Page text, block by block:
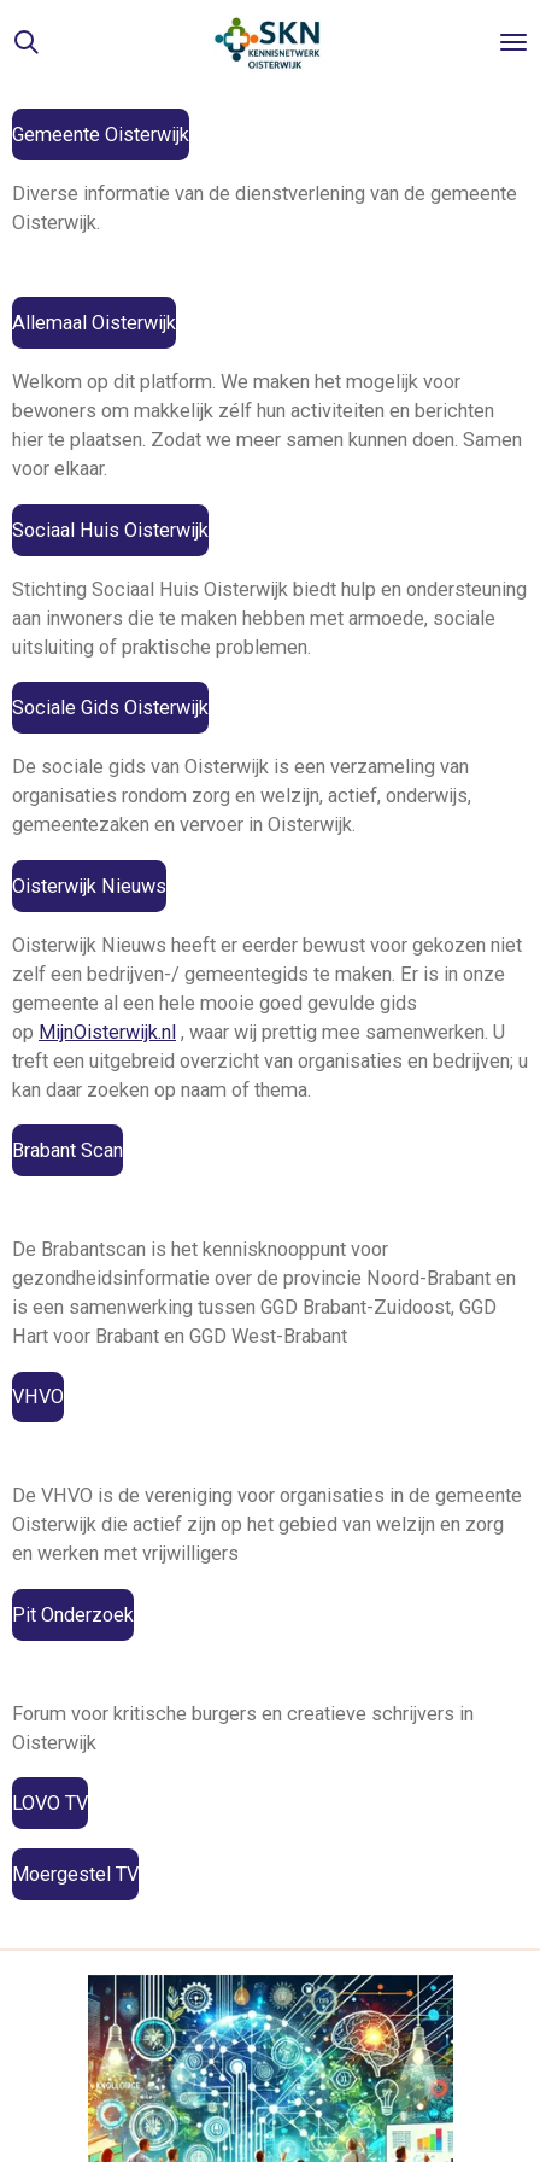
Ga
direct
de
hoofdinhoud
Gemeente Oisterwijk
Diverse informatie van de dienstverlening van de gemeente
Oisterwijk.
Allemaal Oisterwijk
Welkom op dit platform. We maken het mogelijk voor
bewoners om makkelijk zélf hun activiteiten en berichten
hier te plaatsen. Zodat we meer samen kunnen doen. Samen
voor elkaar.
Sociaal Huis Oisterwijk
Stichting Sociaal Huis Oisterwijk biedt hulp en ondersteuning
aan inwoners die te maken hebben met armoede, sociale
uitsluiting of praktische problemen.
Sociale Gids Oisterwijk
De sociale gids van Oisterwijk is een verzameling van
organisaties rondom zorg en welzijn, actief, onderwijs,
gemeentezaken en vervoer in Oisterwijk.
Oisterwijk Nieuws
Oisterwijk Nieuws heeft er eerder bewust voor gekozen niet
zelf een bedrijven-/ gemeentegids te maken. Er is in onze
gemeente al een hele mooie goed gevulde gids
op MijnOisterwijk.nl , waar wij prettig mee samenwerken. U
treft een uitgebreid overzicht van organisaties en bedrijven; u
kan daar zoeken op naam of thema.
Brabant Scan
De Brabantscan is het kennisknooppunt voor
gezondheidsinformatie over de provincie Noord-Brabant en
is een samenwerking tussen GGD Brabant-Zuidoost, GGD
Hart voor Brabant en GGD West-Brabant
VHVO
De VHVO is de vereniging voor organisaties in de gemeente
Oisterwijk die actief zijn op het gebied van welzijn en zorg
en werken met vrijwilligers
Pit Onderzoek
Forum voor kritische burgers en creatieve schrijvers in
Oisterwijk
LOVO TV
Moergestel TV